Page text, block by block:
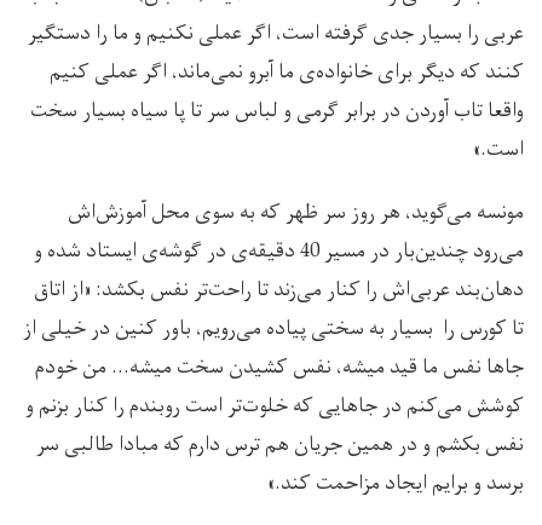
عربی را بسیار جدی گرفته است، اگر عملی نکنیم و ما را دستگیر
کنند که دیگر برای خانواده‌ی ما آبرو نمی‌ماند، اگر عملی کنیم
واقعا تاب آوردن در برابر گرمی و لباس سر تا پا سیاه بسیار سخت
است.»
مونسه می‌گوید، هر روز سر ظهر که به سوی محل آموزش‌اش
می‌رود چندین‌بار در مسیر 40 دقیقه‌ی در گوشه‌ی ایستاد شده و
دهان‌بند عربی‌اش را کنار می‌زند تا راحت‌تر نفس بکشد: «از اتاق
تا کورس را بسیار به سختی پیاده می‌رویم، باور کنین در خیلی از
جاها نفس ما قید میشه، نفس کشیدن سخت میشه… من خودم
کوشش می‌کنم در جاهایی که خلوت‌تر است روبندم را کنار بزنم و
نفس بکشم و در همین جریان هم ترس دارم که مبادا طالبی سر
برسد و برایم ایجاد مزاحمت کند.»